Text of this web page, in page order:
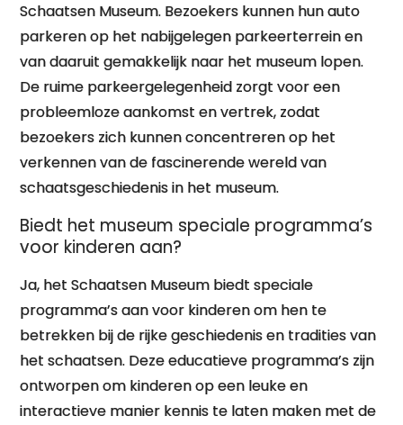
Schaatsen Museum. Bezoekers kunnen hun auto
parkeren op het nabijgelegen parkeerterrein en
van daaruit gemakkelijk naar het museum lopen.
De ruime parkeergelegenheid zorgt voor een
probleemloze aankomst en vertrek, zodat
bezoekers zich kunnen concentreren op het
verkennen van de fascinerende wereld van
schaatsgeschiedenis in het museum.
Biedt het museum speciale programma’s
voor kinderen aan?
Ja, het Schaatsen Museum biedt speciale
programma’s aan voor kinderen om hen te
betrekken bij de rijke geschiedenis en tradities van
het schaatsen. Deze educatieve programma’s zijn
ontworpen om kinderen op een leuke en
interactieve manier kennis te laten maken met de